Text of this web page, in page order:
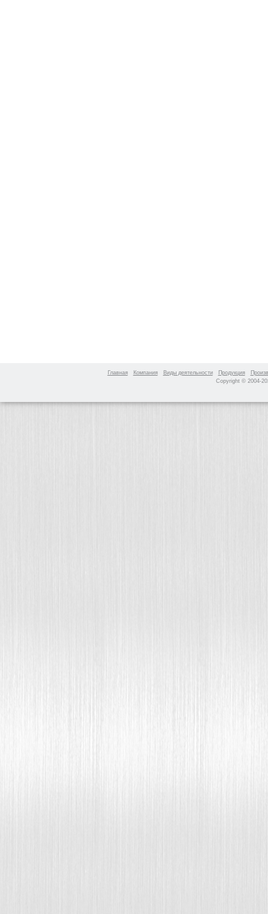
Главная Компания Виды деятельности Продукция
Copyright © 2004-